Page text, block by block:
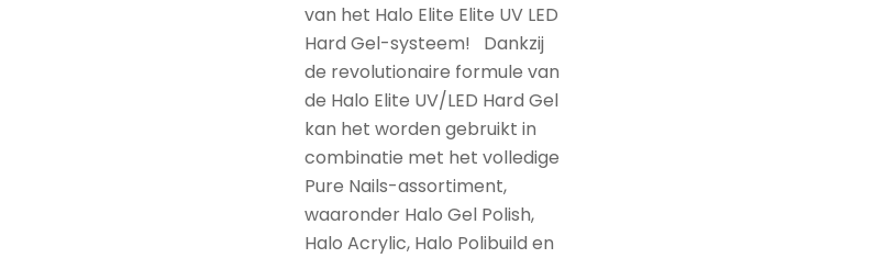
van het Halo Elite Elite UV LED
Hard Gel-systeem! Dankzij
de revolutionaire formule van
de Halo Elite UV/LED Hard Gel
kan het worden gebruikt in
combinatie met het volledige
Pure Nails-assortiment,
waaronder Halo Gel Polish,
Halo Acrylic, Halo Polibuild en